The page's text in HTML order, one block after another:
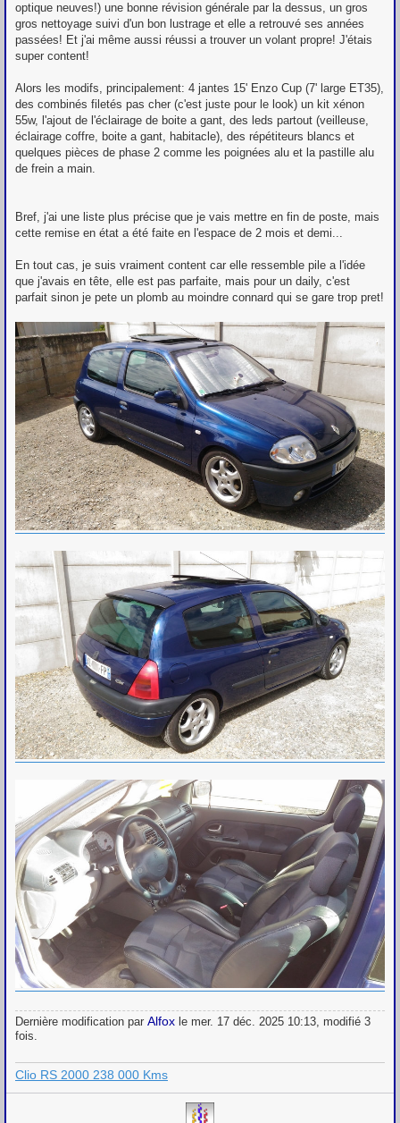
optique neuves!) une bonne révision générale par la dessus, un gros
gros nettoyage suivi d'un bon lustrage et elle a retrouvé ses années
passées! Et j'ai même aussi réussi a trouver un volant propre! J'étais
super content!
Alors les modifs, principalement: 4 jantes 15' Enzo Cup (7' large ET35),
des combinés filetés pas cher (c'est juste pour le look) un kit xénon
55w, l'ajout de l'éclairage de boite a gant, des leds partout (veilleuse,
éclairage coffre, boite a gant, habitacle), des répétiteurs blancs et
quelques pièces de phase 2 comme les poignées alu et la pastille alu
de frein a main.
Bref, j'ai une liste plus précise que je vais mettre en fin de poste, mais
cette remise en état a été faite en l'espace de 2 mois et demi...
En tout cas, je suis vraiment content car elle ressemble pile a l'idée
que j'avais en tête, elle est pas parfaite, mais pour un daily, c'est
parfait sinon je pete un plomb au moindre connard qui se gare trop pret!
Dernière modification par Alfox le mer. 17 déc. 2025 10:13, modifié 3
fois.
Clio RS 2000 238 000 Kms